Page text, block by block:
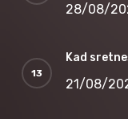
28/08/
Kad
21/08/